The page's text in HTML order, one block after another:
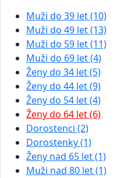
Muži do 39 let (10)
Muži do 49 let (13)
Muži do 59 let (11)
Muži do 69 let (4)
Ženy do 34 let (5)
Ženy do 44 let (9)
Ženy do 54 let (4)
Ženy do 64 let (6)
Dorostenci (2)
Dorostenky (1)
Ženy nad 65 let (1)
Muži nad 80 let (1)